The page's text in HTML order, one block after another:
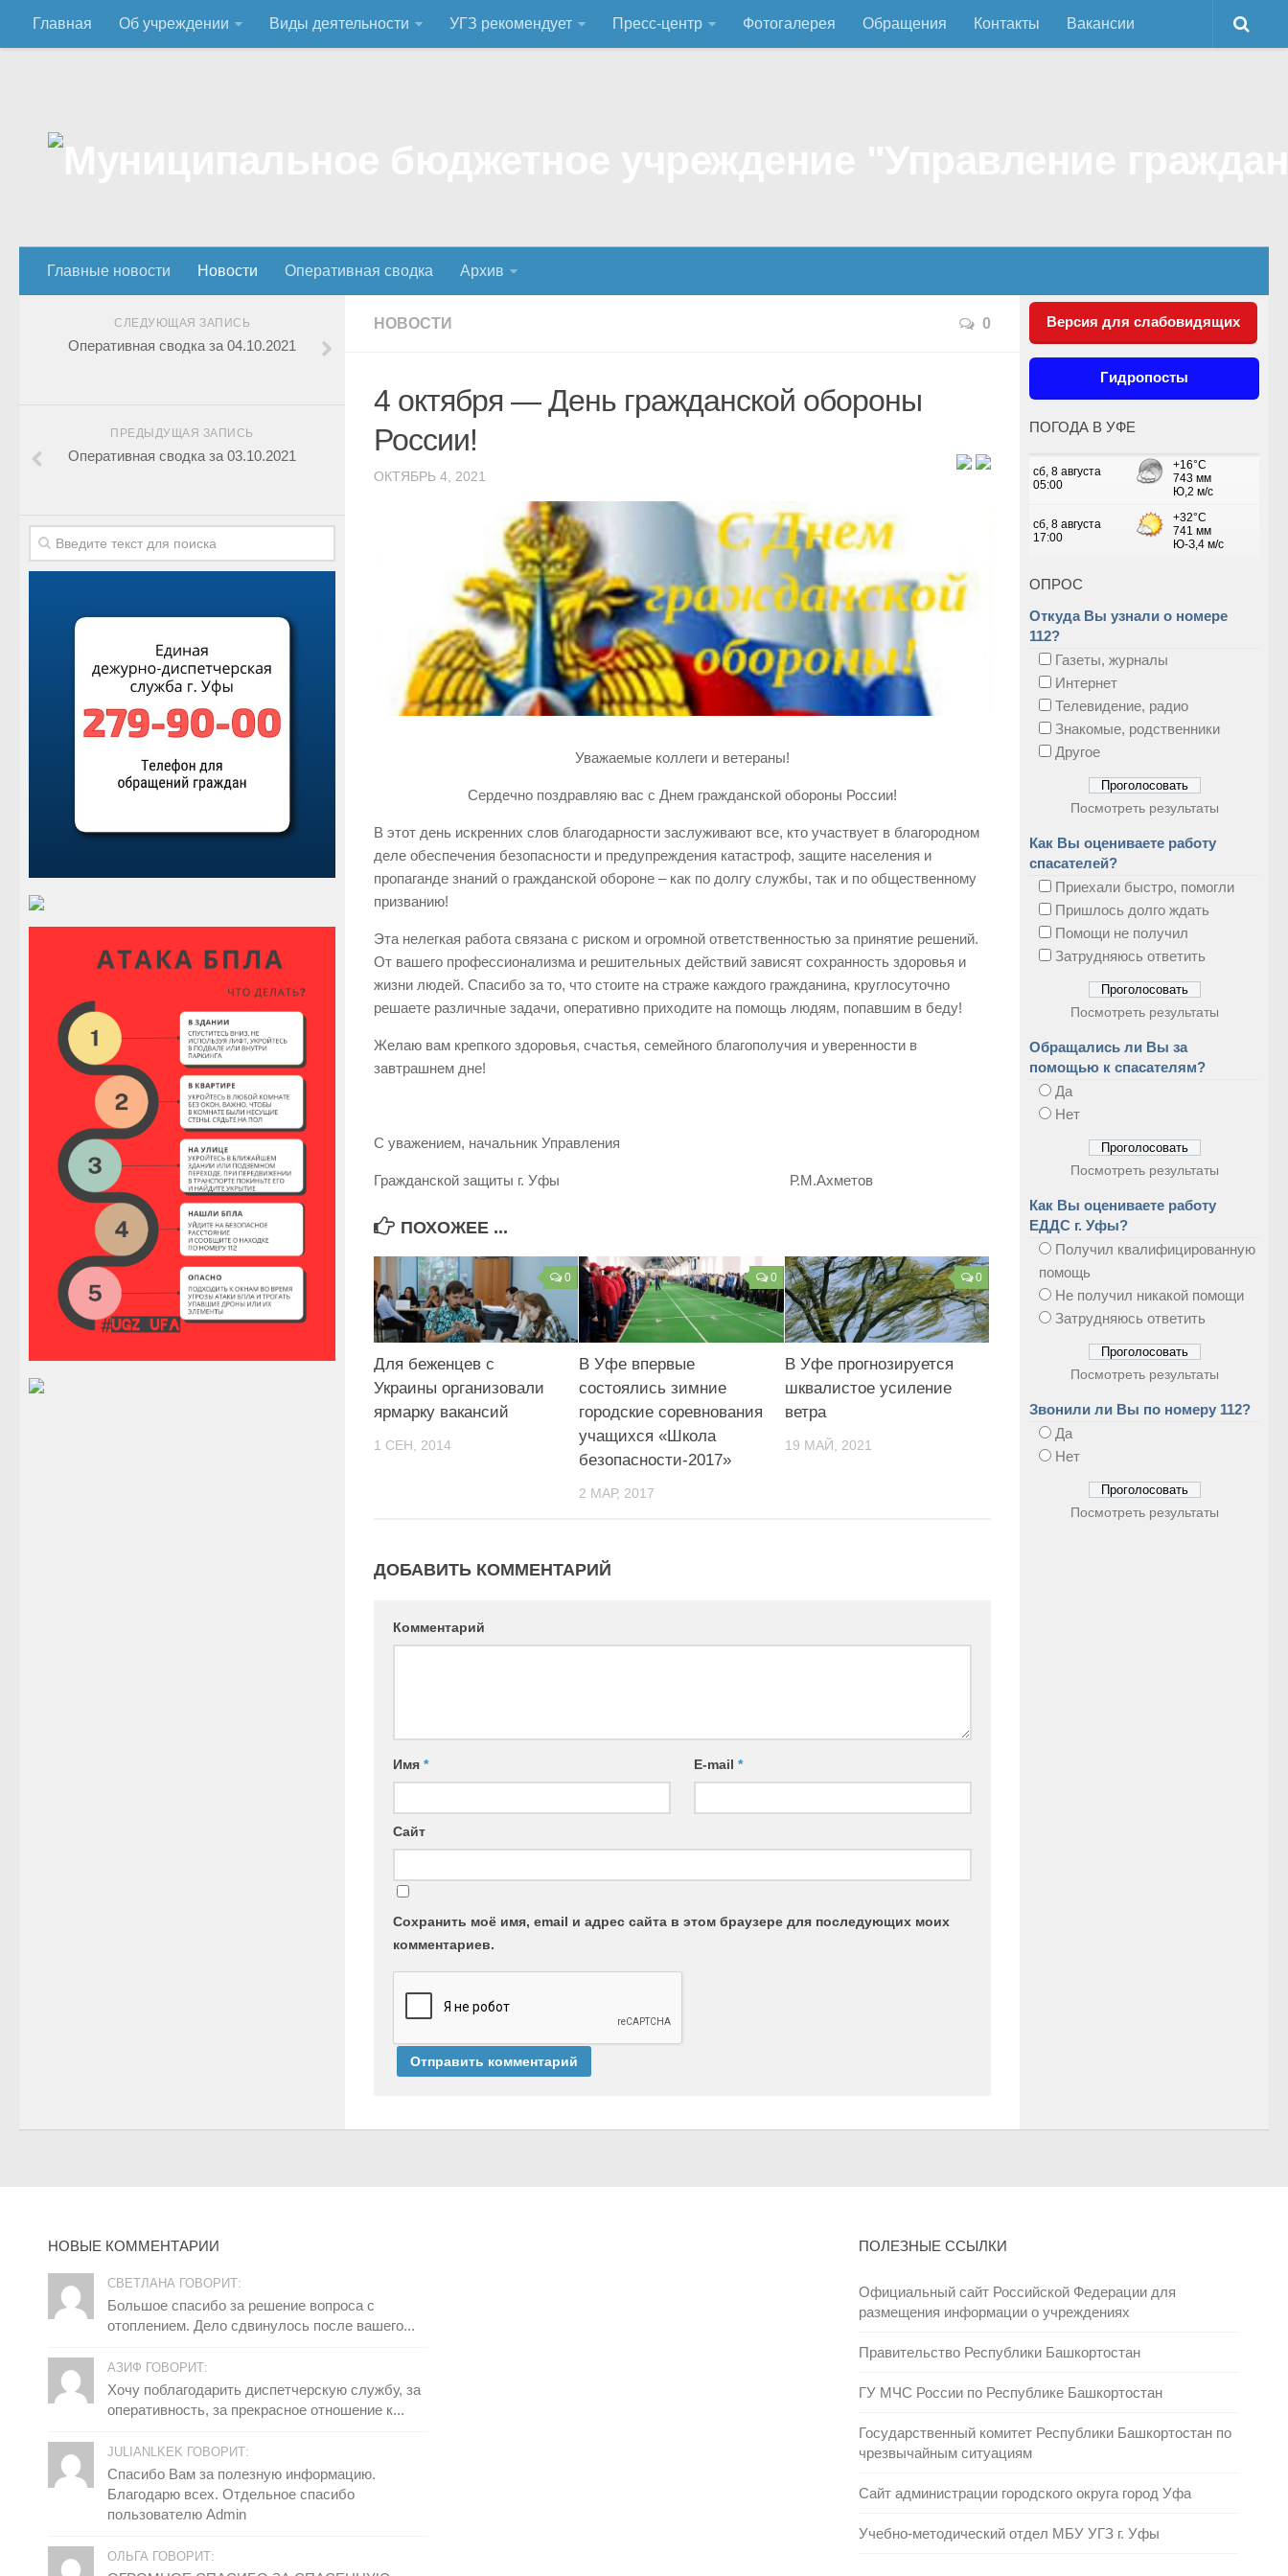
Главная Об учреждении Виды деятельности УГЗ рекомендует Пресс-центр Фотогалерея Обращения Контакты Вакансии
Главные новости Новости Оперативная сводка Архив
НОВОСТИ 0
4 октября — День гражданской обороны
России!
ОКТЯБРЬ 4, 2021
Уважаемые коллеги и ветераны!
Сердечно поздравляю вас с Днем гражданской обороны России!
В этот день искренних слов благодарности заслуживают все, кто участвует в благородном
деле обеспечения безопасности и предупреждения катастроф, защите населения и
пропаганде знаний о гражданской обороне – как по долгу службы, так и по общественному
призванию!
Эта нелегкая работа связана с риском и огромной ответственностью за принятие решений.
От вашего профессионализма и решительных действий зависят сохранность здоровья и
жизни людей. Спасибо за то, что стоите на страже каждого гражданина, круглосуточно
решаете различные задачи, оперативно приходите на помощь людям, попавшим в беду!
Желаю вам крепкого здоровья, счастья, семейного благополучия и уверенности в
завтрашнем дне!
С уважением, начальник Управления
Гражданской защиты г. Уфы Р.М.Ахметов
ПОХОЖЕЕ ...
0
Для беженцев с
Украины организовали
ярмарку вакансий
1 СЕН, 2014
0
В Уфе впервые
состоялись зимние
городские соревнования
учащихся «Школа
безопасности-2017»
2 МАР, 2017
0
В Уфе прогнозируется
шквалистое усиление
ветра
19 МАЙ, 2021
ДОБАВИТЬ КОММЕНТАРИЙ
Комментарий
Имя * E-mail*
Сайт
Сохранить моё имя, email и адрес сайта в этом браузере для последующих моих
комментариев.
СЛЕДУЮЩАЯ ЗАПИСЬ
Оперативная сводка за 04.10.2021
ПРЕДЫДУЩАЯ ЗАПИСЬ
Оперативная сводка за 03.10.2021
Версия для слабовидящих
Гидропосты
ПОГОДА В УФЕ
ОПРОС
Откуда Вы узнали о номере
112?
Газеты, журналы
Интернет
Телевидение, радио
Знакомые, родственники
Другое
Посмотреть результаты
Как Вы оцениваете работу
спасателей?
Приехали быстро, помогли
Пришлось долго ждать
Помощи не получил
Затрудняюсь ответить
Посмотреть результаты
Обращались ли Вы за
помощью к спасателям?
Да
Нет
Посмотреть результаты
Как Вы оцениваете работу
ЕДДС г. Уфы?
Получил квалифицированную
помощь
Не получил никакой помощи
Затрудняюсь ответить
Посмотреть результаты
Звонили ли Вы по номеру 112?
Да
Нет
Посмотреть результаты
НОВЫЕ КОММЕНТАРИИ
СВЕТЛАНА ГОВОРИТ:
Большое спасибо за решение вопроса с
отоплением. Дело сдвинулось после вашего...
АЗИФ ГОВОРИТ:
Хочу поблагодарить диспетчерскую службу, за
оперативность, за прекрасное отношение к...
JULIANLKEK ГОВОРИТ:
Спасибо Вам за полезную информацию.
Благодарю всех. Отдельное спасибо
пользователю Admin
ОЛЬГА ГОВОРИТ:
ПОЛЕЗНЫЕ ССЫЛКИ
Официальный сайт Российской Федерации для
размещения информации о учреждениях
Правительство Республики Башкортостан
ГУ МЧС России по Республике Башкортостан
Государственный комитет Республики Башкортостан по
чрезвычайным ситуациям
Сайт администрации городского округа город Уфа
Учебно-методический отдел МБУ УГЗ г. Уфы